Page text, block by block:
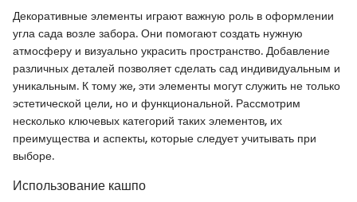
Декоративные элементы играют важную роль в оформлении
угла сада возле забора. Они помогают создать нужную
атмосферу и визуально украсить пространство. Добавление
различных деталей позволяет сделать сад индивидуальным и
уникальным. К тому же, эти элементы могут служить не только
эстетической цели, но и функциональной. Рассмотрим
несколько ключевых категорий таких элементов, их
преимущества и аспекты, которые следует учитывать при
выборе.
Использование кашпо